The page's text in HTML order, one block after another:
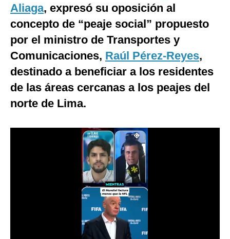
Mundo
EEUU
México
España
Internacional
Tecnología
Club del Suscriptor
Aliaga, expresó su oposición al
concepto de “peaje social” propuesto
por el ministro de Transportes y
Comunicaciones, Raúl Pérez-Reyes,
destinado a beneficiar a los residentes
de las áreas cercanas a los peajes del
norte de Lima.